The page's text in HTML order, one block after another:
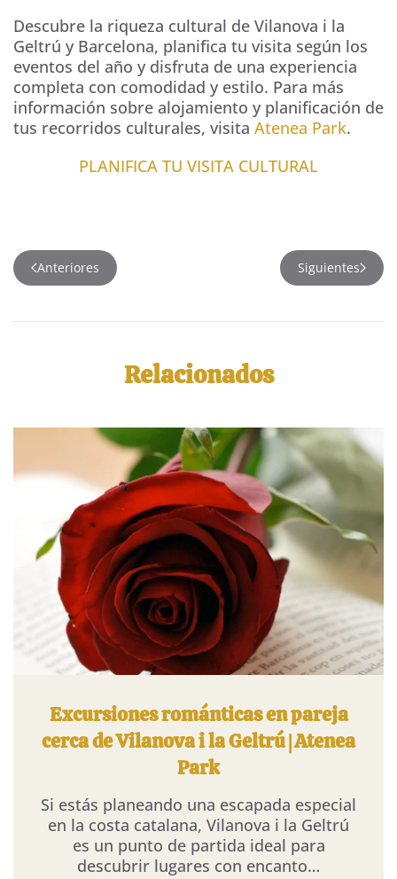
Descubre la riqueza cultural de Vilanova i la
Geltrú y Barcelona, planifica tu visita según los
eventos del año y disfruta de una experiencia
completa con comodidad y estilo. Para más
información sobre alojamiento y planificación de
tus recorridos culturales, visita Atenea Park.
PLANIFICA TU VISITA CULTURAL
Anteriores Siguientes
Relacionados
Excursiones románticas en pareja
cerca de Vilanova i la Geltrú | Atenea
Park
Si estás planeando una escapada especial
en la costa catalana, Vilanova i la Geltrú
es un punto de partida ideal para
descubrir lugares con encanto…